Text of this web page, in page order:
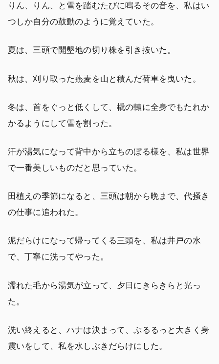
りん、りん、と雪を踏むたびに鳴るその音を、私はい
つしか自分の鼓動のように覚えていた。
夏は、三頭で開墾地の切り株を引き抜いた。
秋は、刈り取った燕麦を山と積んだ荷車を曳いた。
冬は、首をぐっと低くして、橇の轅に全身でもたれか
かるようにして雪を割った。
汗が湯気になって背中から立ちのぼる様を、私は世界
で一番美しいものだと思っていた。
田植えの季節になると、三頭は朝から晩まで、代掻き
の仕事に追われた。
泥だらけになって帰ってくる三頭を、私は井戸の水
で、丁寧に洗ってやった。
濡れた毛から湯気が立って、夕日にきらきらと光っ
た。
洗い終えると、ハナは決まって、ぶるるっと大きく身
震いをして、私を水しぶきだらけにした。